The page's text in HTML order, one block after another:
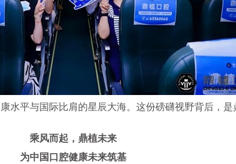
水平与国际比肩的星辰大海。这份磅礴视野背后，
乘风而起，鼎植未来
为中国口腔健康未来筑基